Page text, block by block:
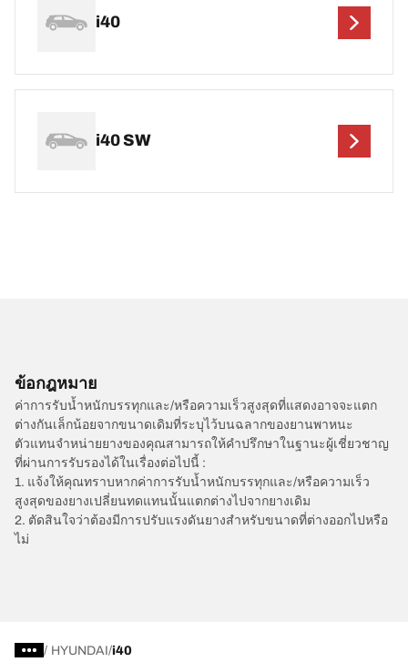
i40
i40 SW
ข้อกฎหมาย
ค่าการรับน้ำหนักบรรทุกและ/หรือความเร็วสูงสุดที่แสดงอาจจะแตก
ต่างกันเล็กน้อยจากขนาดเดิมที่ระบุไว้บนฉลากของยานพาหนะ
ตัวแทนจำหน่ายยางของคุณสามารถให้คำปรึกษาในฐานะผู้เชี่ยวชาญ
ที่ผ่านการรับรองได้ในเรื่องต่อไปนี้ :
1. แจ้งให้คุณทราบหากค่าการรับน้ำหนักบรรทุกและ/หรือความเร็ว
สูงสุดของยางเปลี่ยนทดแทนนั้นแตกต่างไปจากยางเดิม
2. ตัดสินใจว่าต้องมีการปรับแรงดันยางสำหรับขนาดที่ต่างออกไปหรือ
ไม่
/ HYUNDAI i40